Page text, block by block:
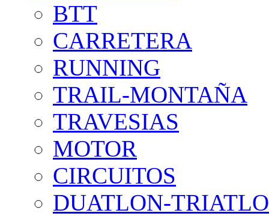
BTT
CARRETERA
RUNNING
TRAIL-MONTAÑA
TRAVESIAS
MOTOR
CIRCUITOS
DUATLON-